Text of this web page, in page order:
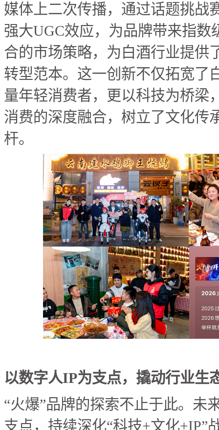
媒体上二次传播，通过话题挑战
强大UGC效应，为品牌带来指数
合的市场策略，为白酒行业提供
转型范本。这一创新不仅拓宽了
量年轻消费者，更以科技为桥梁
消费的深度融合，树立了文化传
杆。
以数字人IP为支点，撬动行业生
“火爆”品牌的探索不止于此。未
支点，持续深化“科技+文化+IP”